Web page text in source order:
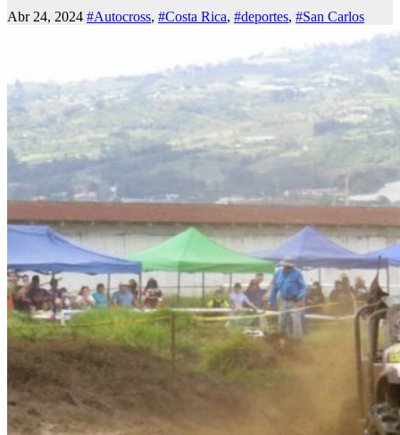
Abr 24, 2024 #Autocross, #Costa Rica, #deportes, #San Carlos